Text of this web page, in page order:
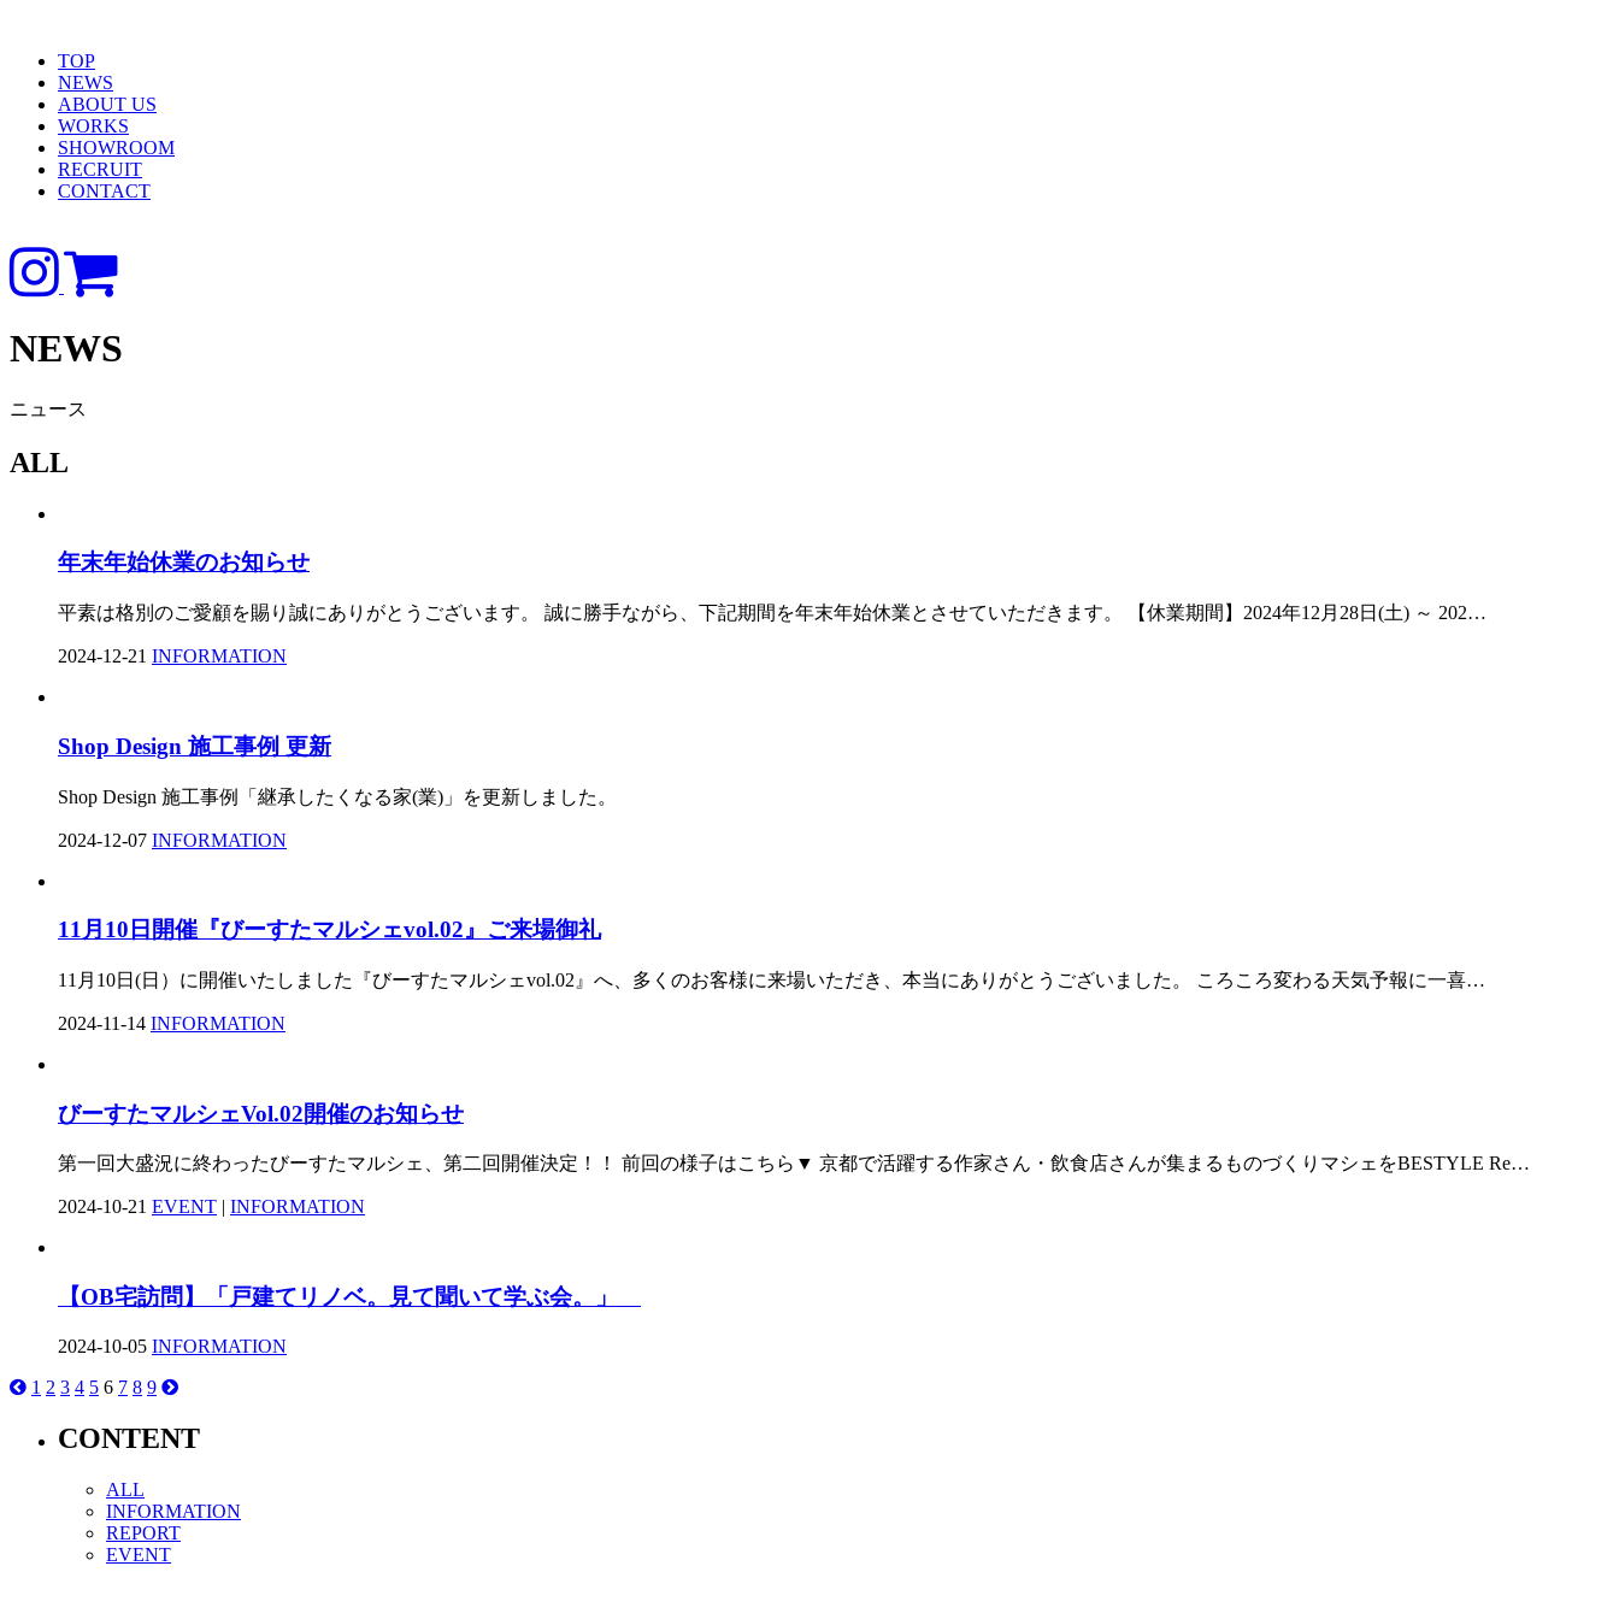
TOP
NEWS
ABOUT US
WORKS
SHOWROOM
RECRUIT
CONTACT
NEWS
ニュース
ALL
年末年始休業のお知らせ
平素は格別のご愛顧を賜り誠にありがとうございます。 誠に勝手ながら、下記期間を年末年始休業とさせていただきます。 【休業期間】2024年12月28日(土) ～ 202…
2024-12-21 INFORMATION
Shop Design 施工事例 更新
Shop Design 施工事例「継承したくなる家(業)」を更新しました。
2024-12-07 INFORMATION
11月10日開催『びーすたマルシェvol.02』ご来場御礼
11月10日(日）に開催いたしました『びーすたマルシェvol.02』へ、多くのお客様に来場いただき、本当にありがとうございました。 ころころ変わる天気予報に一喜…
2024-11-14 INFORMATION
びーすたマルシェVol.02開催のお知らせ
第一回大盛況に終わったびーすたマルシェ、第二回開催決定！！ 前回の様子はこちら▼ 京都で活躍する作家さん・飲食店さんが集まるものづくりマシェをBESTYLE Re…
2024-10-21 EVENT | INFORMATION
【OB宅訪問】「戸建てリノベ。見て聞いて学ぶ会。」
2024-10-05 INFORMATION
投1 2 3 4 5 6 7 8 9
CONTENT
ALL
INFORMATION
REPORT
EVENT